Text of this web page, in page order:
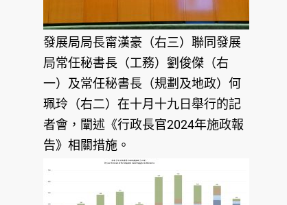
發展局局長甯漢豪（右三）聯同發展
局常任秘書長（工務）劉俊傑（右
一）及常任秘書長（規劃及地政）何
珮玲（右二）在十月十九日舉行的記
者會，闡述《行政長官2024年施政報
告》相關措施。